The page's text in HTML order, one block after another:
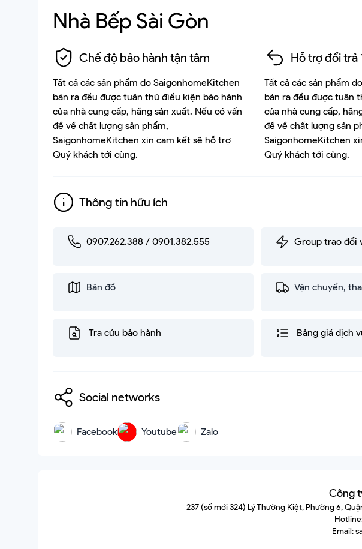
Nhà Bếp Sài Gòn
Chế độ bảo hành tận tâm
Tất cả các sản phẩm do SaigonhomeKitchen
bán ra đều được tuân thủ điều kiện bảo hành
của nhà cung cấp, hãng sản xuất. Nếu có vấn
đề về chất lượng sản phẩm,
SaigonhomeKitchen xin cam kết sẽ hỗ trợ
Quý khách tới cùng.
Hỗ trợ đổi trả
Tất cả các sản phẩm
bán ra đều được tuân
của nhà cung cấp,
đề về chất lượng sản
SaigonhomeKitchen
Quý khách tới cùng.
Thông tin hữu ích
0907.262.388 / 0901.382.555 Group trao đổi
Bản đồ Vận chuyển,
Tra cứu bảo hành Bảng giá dịch
Social networks
Facebook Youtube Zalo
Công
237 (số mới 324) Lý Thường Kiệt, Phường 6,
Email: